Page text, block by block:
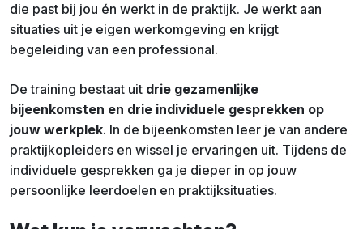
die past bij jou én werkt in de praktijk. Je werkt aan
situaties uit je eigen werkomgeving en krijgt
begeleiding van een professional.
De training bestaat uit drie gezamenlijke
bijeenkomsten en drie individuele gesprekken op
jouw werkplek. In de bijeenkomsten leer je van andere
praktijkopleiders en wissel je ervaringen uit. Tijdens de
individuele gesprekken ga je dieper in op jouw
persoonlijke leerdoelen en praktijksituaties.